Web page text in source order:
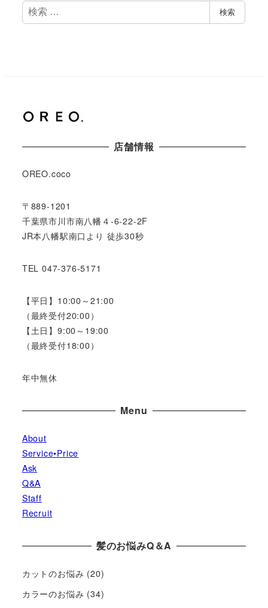
検
索
検索
店舗情報
OREO.coco
〒889-1201
千葉県市川市南八幡４-6-22-2F
JR本八幡駅南口より 徒歩30秒
TEL 047-376-5171
【平日】10:00～21:00
（最終受付20:00）
【土日】9:00～19:00
（最終受付18:00）
年中無休
Menu
About
Service•Price
Ask
Q&A
Staff
Recruit
髪のお悩みQ＆A
カットのお悩み (20)
カラーのお悩み (34)